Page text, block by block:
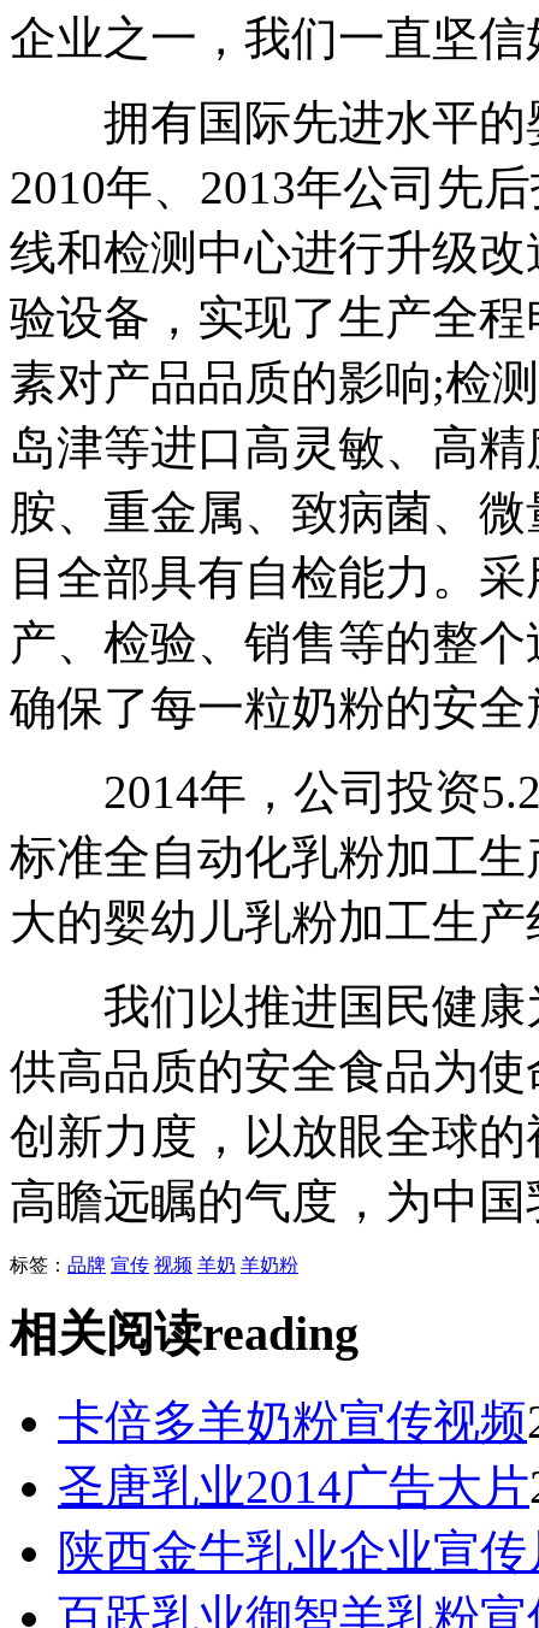
企业之一，我们一直坚
拥有国际先进水平的
2010年、2013年公司先
线和检测中心进行升级
验设备，实现了生产全
素对产品品质的影响;检
岛津等进口高灵敏、高
胺、重金属、致病菌、
目全部具有自检能力。
产、检验、销售等的整
确保了每一粒奶粉的安全
2014年，公司投资
标准全自动化乳粉加工
大的婴幼儿乳粉加工生产
我们以推进国民健康
供高品质的安全食品为
创新力度，以放眼全球
高瞻远瞩的气度，为中
标签： 品牌 宣传 视频 羊奶 羊奶粉
相关阅读reading
卡倍多羊奶粉宣传视频
圣唐乳业2014广告大片
陕西金牛乳业企业宣传
百跃乳业御智羊乳粉